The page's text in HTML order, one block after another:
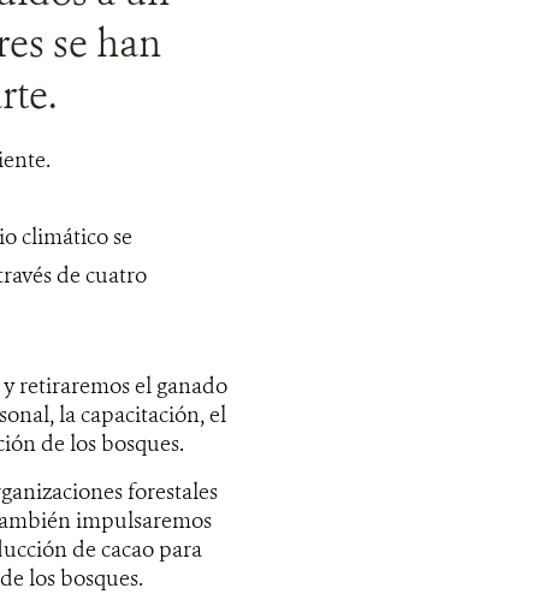
se han
climático se
de cuatro
retiraremos el ganado
la capacitación, el
de los bosques.
forestales
impulsaremos
de cacao para
los bosques.